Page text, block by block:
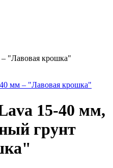
15-40 мм,
грунт